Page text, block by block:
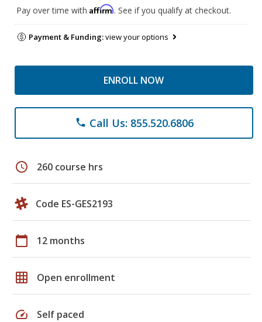
Pay over time with Affirm. See if you qualify at checkout.
Payment & Funding:view your options
ENROLL NOW
phone Call Us: 855.520.6806
schedule 260 course hrs
Code ES-GES2193
calendar_today 12 months
grid_on Open enrollment
speed Self paced